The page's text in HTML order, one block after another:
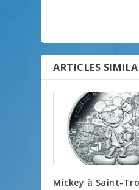
ARTICLES
Mickey à Saint-